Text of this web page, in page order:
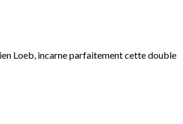
Loeb, incarne parfaitement cette double